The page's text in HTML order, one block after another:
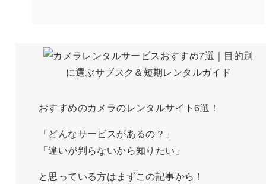
おすすめのカメラのレンタルサイト6選！
「どんなサービスがあるの？」
「違いが判らないから知りたい」
と思っている方はまずこの記事から！